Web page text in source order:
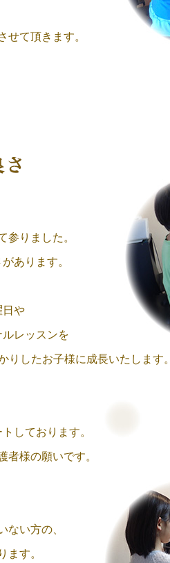
せて頂きます。
参りました。
があります。
日や
ルレッスンを
り したお子様に成長いたします。
しております。
者様の願いです。
ない方の、
ます。